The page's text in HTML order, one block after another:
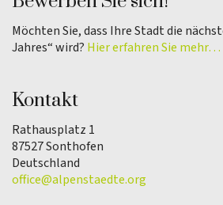
Möchten Sie, dass Ihre Stadt die
Jahres“ wird? Hier erfahren Sie mehr…
Kontakt
Rathausplatz 1
87527 Sonthofen
Deutschland
office@alpenstaedte.org